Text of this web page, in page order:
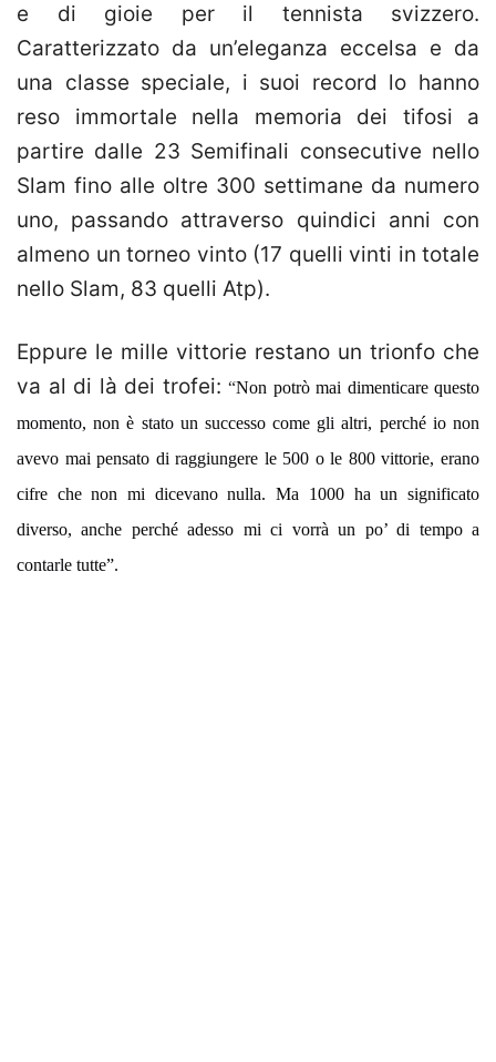
e di gioie per il tennista svizzero.
Caratterizzato da un’eleganza eccelsa e da
una classe speciale, i suoi record lo hanno
reso immortale nella memoria dei tifosi a
partire dalle 23 Semifinali consecutive nello
Slam fino alle oltre 300 settimane da numero
uno, passando attraverso quindici anni con
almeno un torneo vinto (17 quelli vinti in totale
nello Slam, 83 quelli Atp).
Eppure le mille vittorie restano un trionfo che
va al di là dei trofei: “Non potrò mai dimenticare questo
momento, non è stato un successo come gli altri, perché io non
avevo mai pensato di raggiungere le 500 o le 800 vittorie, erano
cifre che non mi dicevano nulla. Ma 1000 ha un significato
diverso, anche perché adesso mi ci vorrà un po’ di tempo a
contarle tutte”.